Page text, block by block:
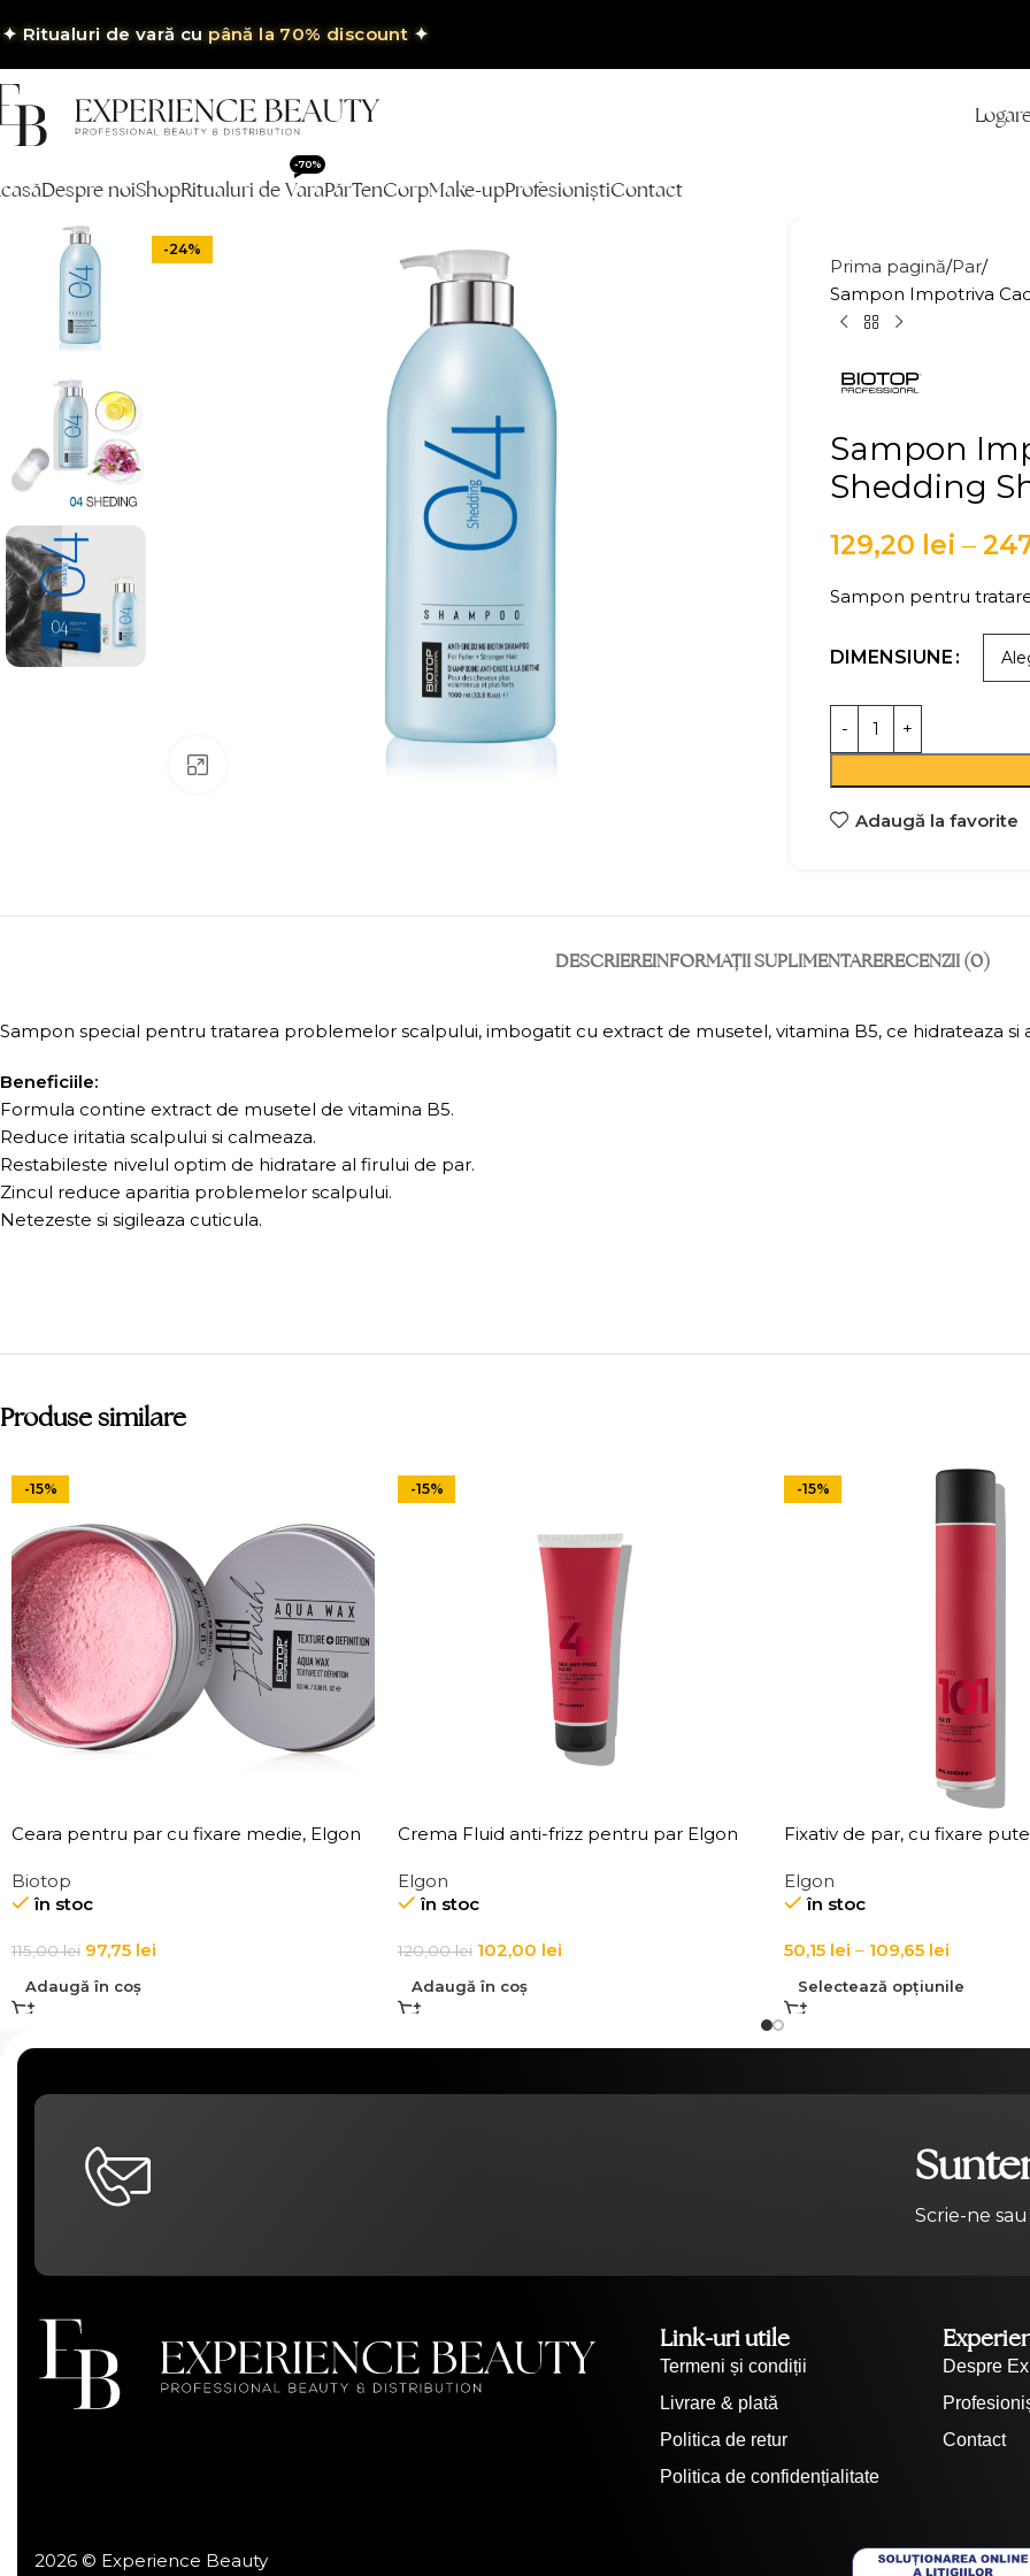
✦ Ritualuri de vară cupână la 70% discount ✦
Despre noiShopRitualuri de Vara
-70%
PărTenCorpMake-upProfesioniștiContact
-24%
Prima pagină Par
Sampon Impotriva
Sampon
Shedding
129,20 lei –
Sampon pentru
DIMENSIUNE
Adaugă la favorite
DESCRIEREINFORMAȚII SUPLIMENTARERECENZII (0)
Sampon special pentru tratarea problemelor scalpului, imbogatit cu extract de musetel, vitamina B5, ce hidrateaza si
Beneficiile:
Formula contine extract de musetel de vitamina B5.
Reduce iritatia scalpului si calmeaza.
Restabileste nivelul optim de hidratare al firului de par.
Zincul reduce aparitia problemelor scalpului.
Netezeste si sigileaza cuticula.
Produse similare
-15%
Ceara pentru par cu fixare medie, Elgon
Biotop
în stoc
115,00lei 97,75 lei
Adaugă în coș
-15%
Crema Fluid anti-frizz pentru par Elgon
Elgon
în stoc
120,00lei 102,00 lei
Adaugă în coș
-15%
Fixativ de par, cu fixare
Elgon
în stoc
50,15 lei – 109,65 lei
Selectează opțiunile
Scrie-ne
Link-uri utile
Termeni și condiții
Livrare & plată
Politica de retur
Politica de confidențialitate
Despre
Contact
2026 © Experience Beauty